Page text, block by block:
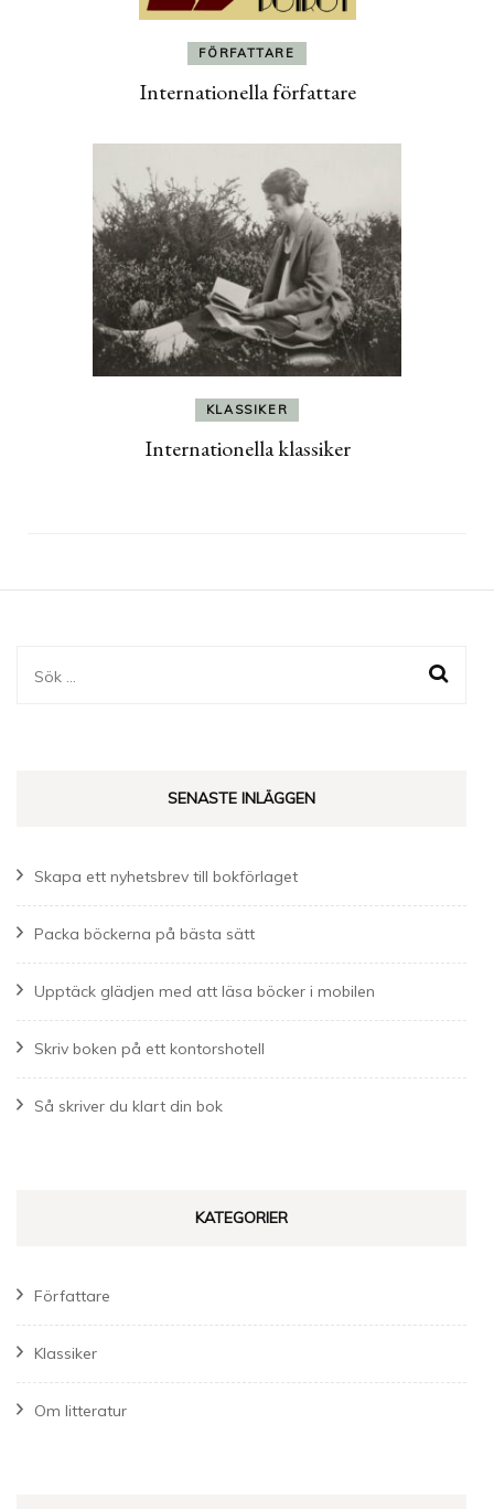
FÖRFATTARE
Internationella författare
KLASSIKER
Internationella klassiker
Sök
SENASTE INLÄGGEN
Skapa ett nyhetsbrev till bokförlaget
Packa böckerna på bästa sätt
Upptäck glädjen med att läsa böcker i mobilen
Skriv boken på ett kontorshotell
Så skriver du klart din bok
KATEGORIER
Författare
Klassiker
Om litteratur